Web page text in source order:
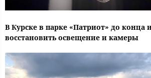
В Курске в парке «Патриот» до
восстановить освещение и камеры